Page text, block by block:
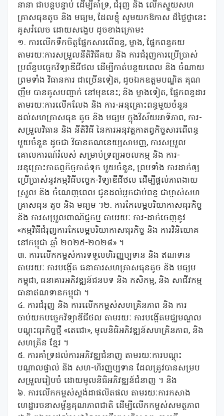
នានា ជាបន្តបន្ទាប់ ដើម្បីគាំទ្រ, ជំរុញ និង លើកស្ទួយសហ
គ្រាសធុនតូច និង មធ្យម, ដែលខ្ញុំ សូមយកឱកាស ដ៏ថ្លៃថ្លានេះ
គូសរំលេច ដោយសង្ខេប ដូចខាងក្រោម៖
១. ការលើកទឹកចិត្តផ្នែកសារពើពន្ធ, ម្ខាង, ផ្នែកពន្ធគយ
តាមរយៈការសម្រួលនីតិវិធីគយ និង ការជំរុញការប្រើប្រាស់
ប្រព័ន្ធបច្ចេកវិទ្យាឌីជីថល ដើម្បីកាត់បន្ថយពេល និង ចំណាយ
ព្រមទាំង វិធានការ ជាច្រើនទៀត, ដូចឯកឧត្តមបណ្ឌិត គុណ
ញឹម បានគូសបញ្ជាក់ នៅមុននេះ; និង ម្ខាងទៀត, ផ្នែកពន្ធដារ
តាមរយៈការលើកលែង និង ការ-អនុគ្រោះពន្ធមួយចំនួន
ដល់សហគ្រាសធុន តូច និង មធ្យម ក្នុងវិស័យអាទិភាព, ការ-
សម្រួលវិធាន និង នីតិវិធី នៃការអនុវត្តកាតព្វកិច្ចសារពេីពន្ធ​
មួយចំនួន​ ដូចជា វិធានគណនេយ្យសាមញ្ញ, ការសម្រួល
គោលការណ៍រំលស់ សម្រាប់ទ្រព្យអចលកម្ម​ និង ការ-
អនុគ្រោះកាតព្វកិច្ចកាត់ទុក ​មួយចំនួន, ព្រមទាំង ការដាក់ឲ្យ
ប្រើប្រាស់នូវកម្មវិធីបច្ចេក-វិទ្យាឌីជីថល ដើម្បីផ្ដល់ភាពងាយ
ស្រួល និង ចំណេញពេល ជូនដល់អ្នកជាប់ពន្ធ ជាម្ចាស់សហ
គ្រាសធុន តូច និង មធ្យម ។២. ការកែលម្អបរិយាកាសធុរកិច្ច
និង ការសម្រួលពាណិជ្ជកម្ម តាមរយៈ ការ-ដាក់ចេញនូវ
«កម្មវិធីជំរុញការកែលម្អបរិយាកាសធុរកិច្ច និង ការវិនិយោគ
នៅកម្ពុជា ឆ្នាំ ២០២៥-២០២៨» ។
៣. ការលើកកម្ពស់ការទទួលហិរញ្ញប្បទាន និង ឥណទាន
តាមរយៈ ការបង្កើត ធនាគារសហគ្រាសធុនតូច និង មធ្យម
កម្ពុជា, ធនាគារអភិវឌ្ឍន៍ជនបទ និង កសិកម្ម, និង សាជីវកម្ម
ធានាឥណទានកម្ពុជា ។
៤. ការជំរុញ និង ការលើកកម្ពស់សហគ្រិនភាព និង ការ
ចាប់យកបច្ចេកវិទ្យាឌីជីថល តាមរយៈ ការបង្កើតមជ្ឈមណ្ឌល
បណ្តុះធុរកិច្ចថ្មី «តេជោ», មូលនិធិអភិវឌ្ឍន៍សហគ្រិនភាព, និង
សហគ្រិន ខ្មែរ ។
៥. ការគាំទ្រដល់ការអភិវឌ្ឍជំនាញ តាមរយៈការបណ្ដុះ
បណ្ដាលផ្ទាល់ និង សហ-ហិរញ្ញប្បទាន ដែលត្រូវបានសម្រប
សម្រួលរៀបចំ ដោយមូលនិធិអភិវឌ្ឍន៍ជំនាញ ។ និង
៦. ការលើកកម្ពស់ស្តង់ដាផលិតផល តាមរយៈការកសាង
ហេដ្ឋារចនាសម្ព័ន្ធគុណភាពជាតិ ដើម្បីលើកកម្ពស់សមត្ថភាព